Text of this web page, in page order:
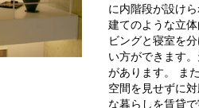
に内階段が設け
建てのような立
ビングと寝室を
い方ができます
があります。 ま
空間を見せずに
な暮らしを賃貸